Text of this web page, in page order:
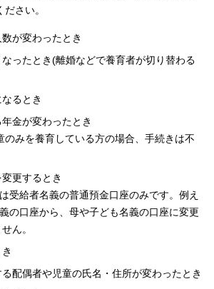
さい。
が変わったとき
ったとき(離婚などで養育者が切り替わる
るとき
金が変わったとき
のみを養育している方の場合、手続きは不
更するとき
受給者名義の普通預金口座のみです。例え
の口座から、母や子ども名義の口座に変更
ん。
配偶者や児童の氏名・住所が変わったとき